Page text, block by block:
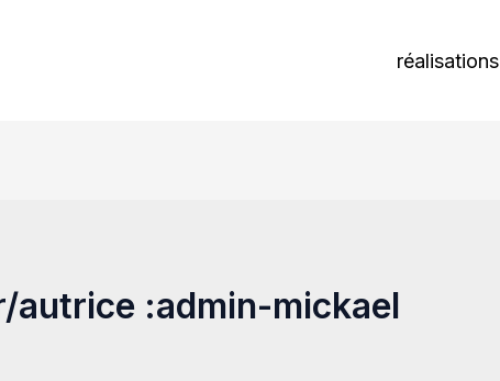
réalisations
autrice :admin-mickael